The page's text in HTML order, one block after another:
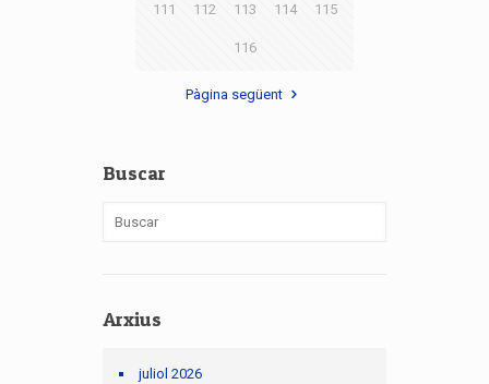
111 112 113 114 115
116
Pàgina següent
Buscar
Arxius
juliol 2026